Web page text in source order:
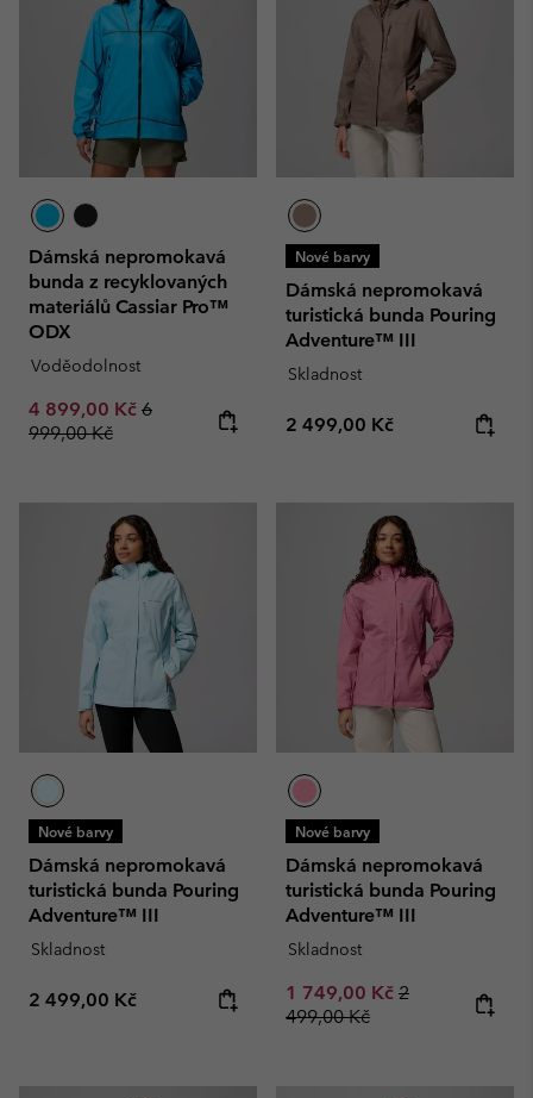
Dámská nepromokavá
bunda z recyklovaných
materiálů Cassiar Pro™
ODX
Voděodolnost
Sale price:
4 899,00 Kč Regular price:
6
999,00 Kč
Nové barvy
Dámská nepromokavá
turistická bunda Pouring
Adventure™ III
Skladnost
Regular price:
2 499,00 Kč
Nové barvy
Dámská nepromokavá
turistická bunda Pouring
Adventure™ III
Skladnost
Regular price:
2 499,00 Kč
Nové barvy
Dámská nepromokavá
turistická bunda Pouring
Adventure™ III
Skladnost
Sale price:
1 749,00 Kč Regular price:
2
499,00 Kč